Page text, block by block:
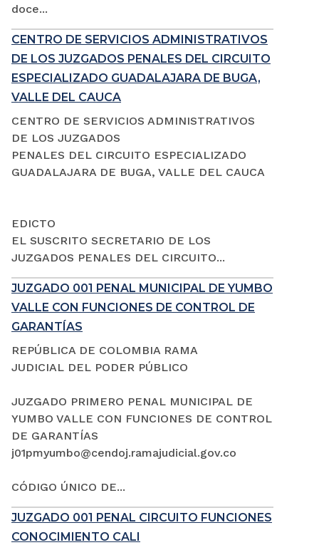
doce...
CENTRO DE SERVICIOS ADMINISTRATIVOS
DE LOS JUZGADOS PENALES DEL CIRCUITO
ESPECIALIZADO GUADALAJARA DE BUGA,
VALLE DEL CAUCA
CENTRO DE SERVICIOS ADMINISTRATIVOS
DE LOS JUZGADOS
PENALES DEL CIRCUITO ESPECIALIZADO
GUADALAJARA DE BUGA, VALLE DEL CAUCA
EDICTO
EL SUSCRITO SECRETARIO DE LOS
JUZGADOS PENALES DEL CIRCUITO...
JUZGADO 001 PENAL MUNICIPAL DE YUMBO
VALLE CON FUNCIONES DE CONTROL DE
GARANTÍAS
REPÚBLICA DE COLOMBIA RAMA
JUDICIAL DEL PODER PÚBLICO
JUZGADO PRIMERO PENAL MUNICIPAL DE
YUMBO VALLE CON FUNCIONES DE CONTROL
DE GARANTÍAS
j01pmyumbo@cendoj.ramajudicial.gov.co
CÓDIGO ÚNICO DE...
JUZGADO 001 PENAL CIRCUITO FUNCIONES
CONOCIMIENTO CALI